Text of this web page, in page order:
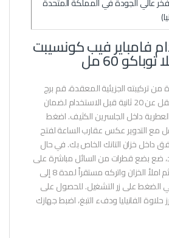
فامباير فيب كونسيبت
60 مل
تركيبته الجزيئية المعقدة، قم برج
العبوة بقوة لمدة لا تقل عن 20 ثانية قبل الاستخدام لضمان
العطرية داخل الجلسرين الكثيف. اضغط
مع التدوير عكس عقارب الساعة لفتح
داخل خزان التانك الخاص بك. في حال
ضع بضع قطرات من السائل مباشرة على
فتحات القطن الجانبية، ثم املأ الخزان واتركه مستقراً لمدة 8 إلى
في الضغط على زر التشغيل. للحصول على
حلاوة الفانيليا ودفء التبغ، اضبط جهازك